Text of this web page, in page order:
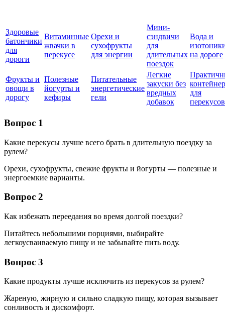
Здоровые
батончики
для
дороги
Витаминные
жвачки в
перекусе
Орехи и
сухофрукты
для энергии
Мини-
сэндвичи
для
длительных
поездок
Вода и
на дороге
Фрукты и
овощи в
дорогу
Полезные
йогурты и
кефиры
Питательные
энергетические
гели
Легкие
закуски без
вредных
добавок
для
перекусов
Вопрос 1
Какие перекусы лучше всего брать в длительную поездку за
рулем?
Орехи, сухофрукты, свежие фрукты и йогурты — полезные и
энергоемкие варианты.
Вопрос 2
Как избежать переедания во время долгой поездки?
Питайтесь небольшими порциями, выбирайте
легкоусваиваемую пищу и не забывайте пить воду.
Вопрос 3
Какие продукты лучше исключить из перекусов за рулем?
Жареную, жирную и сильно сладкую пищу, которая вызывает
сонливость и дискомфорт.